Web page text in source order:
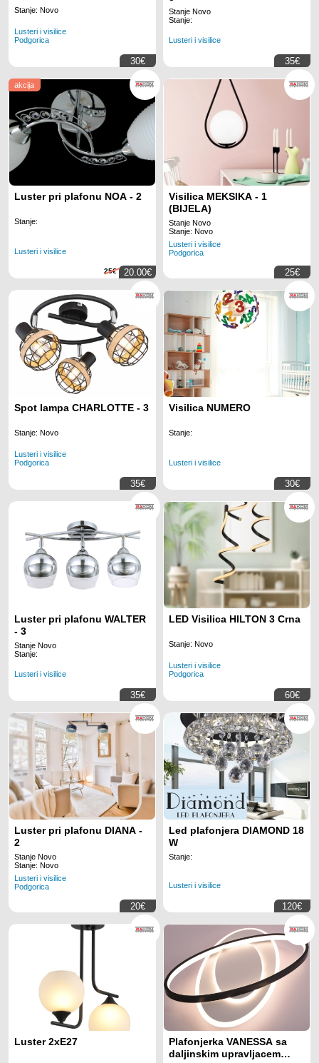
Stanje: Novo
Lusteri i visilice
Podgorica
30€
Stanje Novo
Stanje:
Lusteri i visilice
35€
akcija
Luster pri plafonu NOA - 2
Stanje:
Lusteri i visilice
25€ 20.00€
Visilica MEKSIKA - 1
(BIJELA)
Stanje Novo
Stanje: Novo
Lusteri i visilice
Podgorica
25€
Spot lampa CHARLOTTE - 3
Stanje: Novo
Lusteri i visilice
Podgorica
35€
Visilica NUMERO
Stanje:
Lusteri i visilice
30€
Luster pri plafonu WALTER
- 3
Stanje Novo
Stanje:
Lusteri i visilice
35€
LED Visilica HILTON 3 Crna
Stanje: Novo
Lusteri i visilice
Podgorica
60€
Luster pri plafonu DIANA -
2
Stanje Novo
Stanje: Novo
Lusteri i visilice
Podgorica
20€
Led plafonjera DIAMOND 18
W
Stanje:
Lusteri i visilice
120€
Luster 2xE27
Plafonjerka VANESSA sa
daljinskim upravljacem